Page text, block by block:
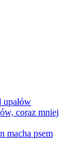
upałów
coraz mniej
macha psem